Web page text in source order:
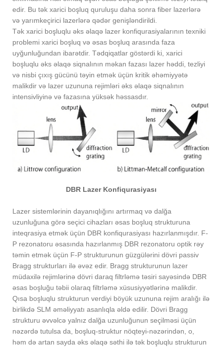
edir. Bu tək xarici boşluq quruluşu daha sonra fiber lazerlərə
və yarımkeçirici lazerlərə qədər genişləndirildi.
Tək xarici boşluqlu əks əlaqə lazer konfiqurasiyalarının texniki
problemi xarici boşluq və əsas boşluq arasında faza
uyğunluğundan ibarətdir. Tədqiqatlar göstərdi ki, xarici
boşluqlu əks əlaqə siqnalının məkan fazası lazer həddi, tezliyi
və nisbi çıxış gücünü təyin etmək üçün kritik əhəmiyyətə
malikdir və lazer uzununa rejimləri əks əlaqə siqnalının
intensivliyinə və fazasına yüksək həssasdır.
DBR Lazer Konfiqurasiyası
Lazer sistemlərinin dayanıqlığını artırmaq və dalğa
uzunluğuna görə seçici cihazları əsas boşluq strukturuna
inteqrasiya etmək üçün DBR konfiqurasiyası hazırlanmışdır. F-
P rezonatoru əsasında hazırlanmış DBR rezonatoru optik rəy
təmin etmək üçün F-P strukturunun güzgülərini dövri passiv
Bragg strukturları ilə əvəz edir. Bragg strukturunun lazer
müdaxilə rejimlərinə dövri daraq filtrləmə təsiri sayəsində DBR
əsas boşluğu təbii olaraq filtrləmə xüsusiyyətlərinə malikdir.
Qısa boşluqlu strukturun verdiyi böyük uzununa rejim aralığı ilə
birlikdə SLM əməliyyatı asanlıqla əldə edilir. Dövri Bragg
strukturu əvvəlcə yalnız dalğa uzunluğunun seçilməsi üçün
nəzərdə tutulsa da, boşluq-struktur nöqteyi-nəzərindən, o,
həm də artan sayda əks əlaqə səthi ilə tək boşluqlu strukturun